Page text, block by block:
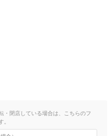
・閉店している場合は、こちらのフ